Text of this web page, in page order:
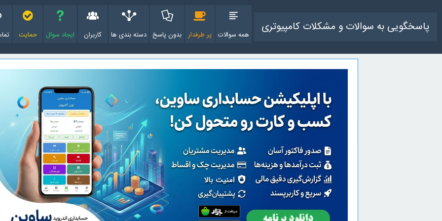
پاسخگویی به سوالات و مشکلات کامپیوتری همه سوالات پر طرفدار بدون پاسخ دسته بندی ها کاربران ایجاد سوال حمایت